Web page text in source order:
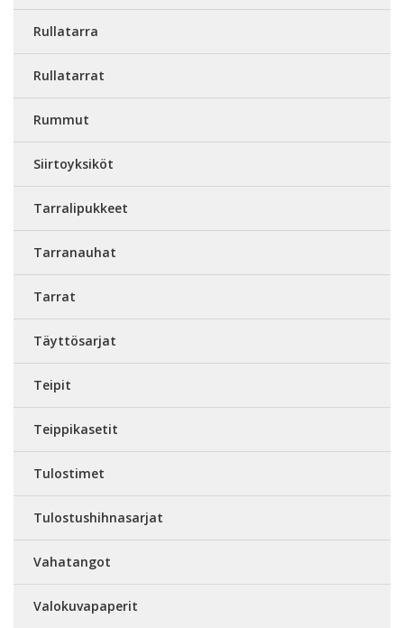
Rullatarra
Rullatarrat
Rummut
Siirtoyksiköt
Tarralipukkeet
Tarranauhat
Tarrat
Täyttösarjat
Teipit
Teippikasetit
Tulostimet
Tulostushihnasarjat
Vahatangot
Valokuvapaperit